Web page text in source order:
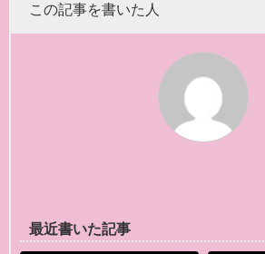
この記事を書いた人
最近書いた記事